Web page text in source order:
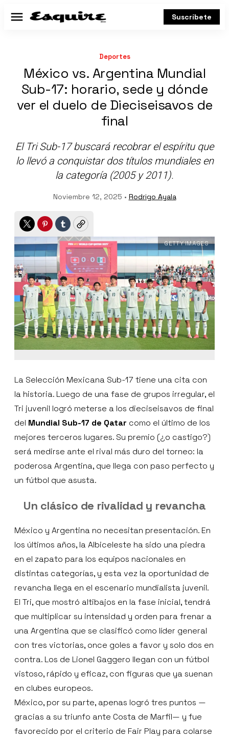
Menú Suscríbete
Deportes
México vs. Argentina Mundial
Sub-17: horario, sede y dónde
ver el duelo de Dieciseisavos de
final
El Tri Sub-17 buscará recobrar el espíritu que
lo llevó a conquistar dos títulos mundiales en
la categoría (2005 y 2011).
Noviembre 12, 2025 • Rodrigo Ayala
TwitterPinterest
TumblrCopy
GETTY IMAGES
La Selección Mexicana Sub-17 tiene una cita con
la historia. Luego de una fase de grupos irregular, el
Tri juvenil logró meterse a los dieciseisavos de final
del Mundial Sub-17 de Qatar como el último de los
mejores terceros lugares. Su premio (¿o castigo?)
será medirse ante el rival más duro del torneo: la
poderosa Argentina, que llega con paso perfecto y
un fútbol que asusta.
Un clásico de rivalidad y revancha
México y Argentina no necesitan presentación. En
los últimos años, la Albiceleste ha sido una piedra
en el zapato para los equipos nacionales en
distintas categorías, y esta vez la oportunidad de
revancha llega en el escenario mundialista juvenil.
El Tri, que mostró altibajos en la fase inicial, tendrá
que multiplicar su intensidad y orden para frenar a
una Argentina que se clasificó como líder general
con tres victorias, once goles a favor y solo dos en
contra. Los de Lionel Gaggero llegan con un fútbol
vistoso, rápido y eficaz, con figuras que ya suenan
en clubes europeos.
México, por su parte, apenas logró tres puntos —
gracias a su triunfo ante Costa de Marfil— y fue
favorecido por el criterio de Fair Play para colarse